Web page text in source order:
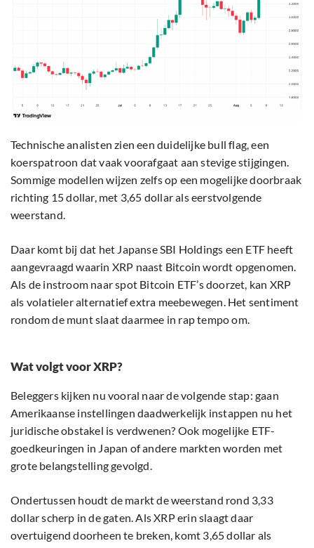
Technische analisten zien een duidelijke bull flag, een
koerspatroon dat vaak voorafgaat aan stevige stijgingen.
Sommige modellen wijzen zelfs op een mogelijke doorbraak
richting 15 dollar, met 3,65 dollar als eerstvolgende
weerstand.
Daar komt bij dat het Japanse SBI Holdings een ETF heeft
aangevraagd waarin XRP naast Bitcoin wordt opgenomen.
Als de instroom naar spot Bitcoin ETF’s doorzet, kan XRP
als volatieler alternatief extra meebewegen. Het sentiment
rondom de munt slaat daarmee in rap tempo om.
Wat volgt voor XRP?
Beleggers kijken nu vooral naar de volgende stap: gaan
Amerikaanse instellingen daadwerkelijk instappen nu het
juridische obstakel is verdwenen? Ook mogelijke ETF-
goedkeuringen in Japan of andere markten worden met
grote belangstelling gevolgd.
Ondertussen houdt de markt de weerstand rond 3,33
dollar scherp in de gaten. Als XRP erin slaagt daar
overtuigend doorheen te breken, komt 3,65 dollar als